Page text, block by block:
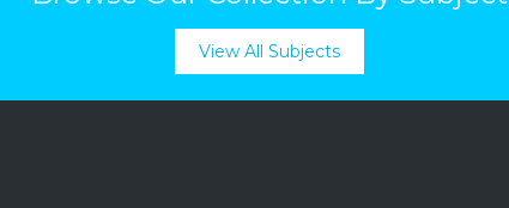
View All Subjects